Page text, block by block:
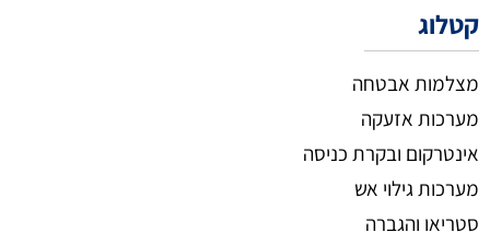
קטלוג
מצלמות אבטחה
מערכות אזעקה
אינטרקום ובקרת כניסה
מערכות גילוי אש
סטריאו והגברה